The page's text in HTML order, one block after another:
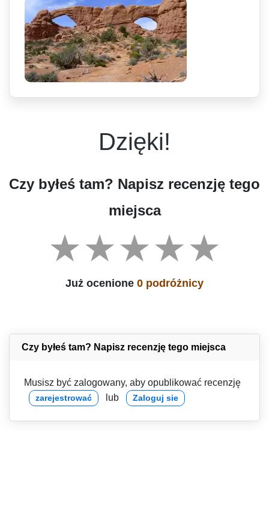
Dzięki!
Czy byłeś tam? Napisz recenzję tego
miejsca
Już ocenione 0 podróżnicy
Czy byłeś tam? Napisz recenzję tego miejsca
Musisz być zalogowany, aby opublikować recenzję
zarejestrować lub Zaloguj sie